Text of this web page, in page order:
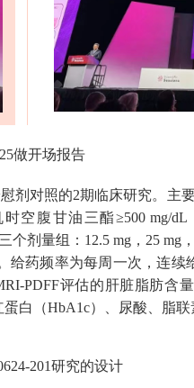
场报告
剂对照的2期临床研究。主
腹甘油三酯≥500 mg/dL
剂量组：12.5 mg，25 mg
给药频率为每周一次，连
PDFF评估的肝脏脂肪含
白（HbA1c）、尿酸、脂联
201研究的设计